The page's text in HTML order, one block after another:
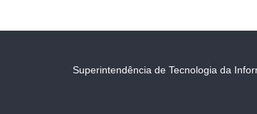
Superintendência de Tecnologia da